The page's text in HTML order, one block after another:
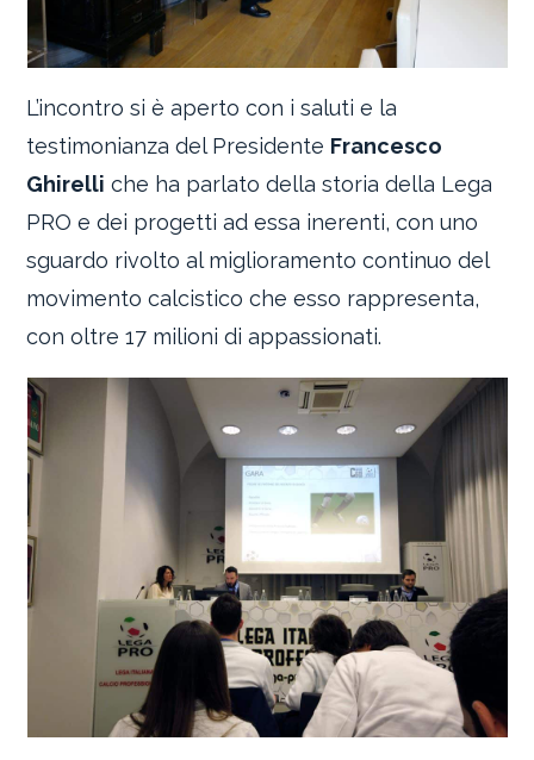
L’incontro si è aperto con i saluti e la
testimonianza del Presidente Francesco
Ghirelli che ha parlato della storia della Lega
PRO e dei progetti ad essa inerenti, con uno
sguardo rivolto al miglioramento continuo del
movimento calcistico che esso rappresenta,
con oltre 17 milioni di appassionati.